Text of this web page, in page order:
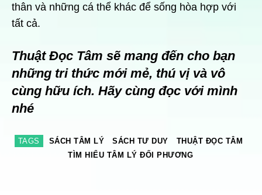
thân và những cá thể khác để sống hòa hợp với
tất cả.
Thuật Đọc Tâm sẽ mang đến cho bạn
những tri thức mới mẻ, thú vị và vô
cùng hữu ích. Hãy cùng đọc với mình
nhé
TAGS SÁCH TÂM LÝ SÁCH TƯ DUY
THUẬT ĐỌC TÂM
TÌM HIỂU TÂM LÝ ĐỐI PHƯƠNG